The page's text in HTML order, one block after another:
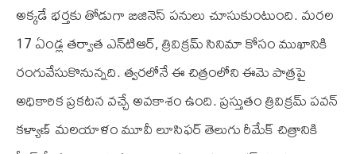
అక్కడే భర్తకు తోడుగా బిజినెస్ పనులు చూసుకుంటుంది. మరల
17 ఏండ్ల తర్వాత ఎన్‌టి‌ఆర్, త్రివిక్రమ్ సినిమా కోసం ముఖానికి
రంగువేసుకొనున్నది. త్వరలోనే ఈ చిత్రంలోని ఈమె పాత్రపై
అధికారిక ప్రకటన వచ్చే అవకాశం ఉంది. ప్రస్తుతం త్రివిక్రమ్ పవన్
కళ్యాణ్ మలయాళం మూవీ లూసిఫర్ తెలుగు రీమేక్ చిత్రానికి